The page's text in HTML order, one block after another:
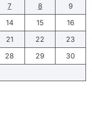
7 8
9
14 15
16
21 22
23
28 29
30